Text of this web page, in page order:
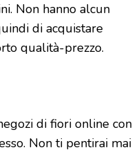
Non hanno alcun
di acquistare
qualità-prezzo.
di fiori online con
Non ti pentirai mai